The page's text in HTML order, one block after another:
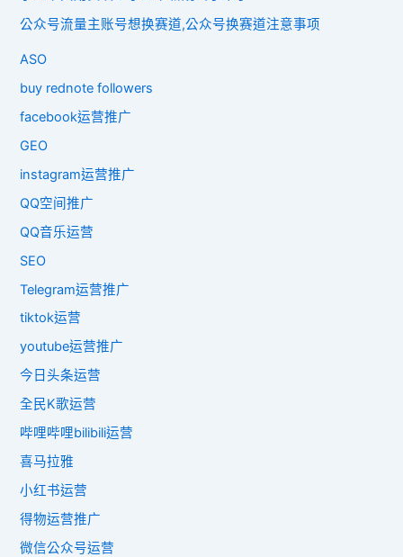
公众号流量主账号想换赛道,公众号换赛道注意事项
ASO
buy rednote followers
facebook运营推广
GEO
instagram运营推广
QQ空间推广
QQ音乐运营
SEO
Telegram运营推广
tiktok运营
youtube运营推广
今日头条运营
全民K歌运营
哔哩哔哩bilibili运营
喜马拉雅
小红书运营
得物运营推广
微信公众号运营